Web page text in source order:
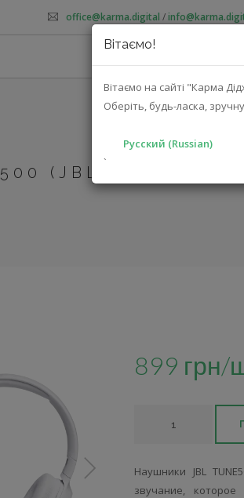
Вітаємо!
Вітаємо на сайті "Карма
Оберіть, будь-ласка,
Русский (Russian)
`
office@karma.digital /
(JBLT500WHT)
899 грн/
Наушники JBL
звучание,